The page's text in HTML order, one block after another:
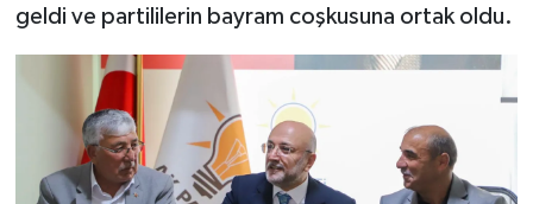
geldi ve partililerin bayram coşkusuna ortak oldu.